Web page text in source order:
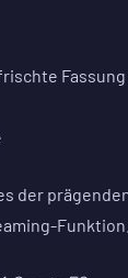
Fassung
der